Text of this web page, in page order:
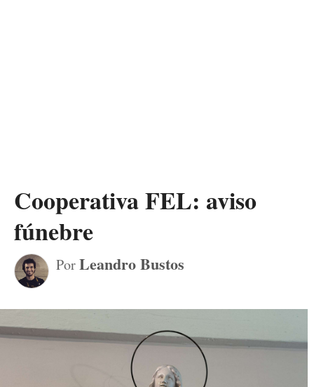
Cooperativa FEL: aviso
fúnebre
PorLeandro Bustos